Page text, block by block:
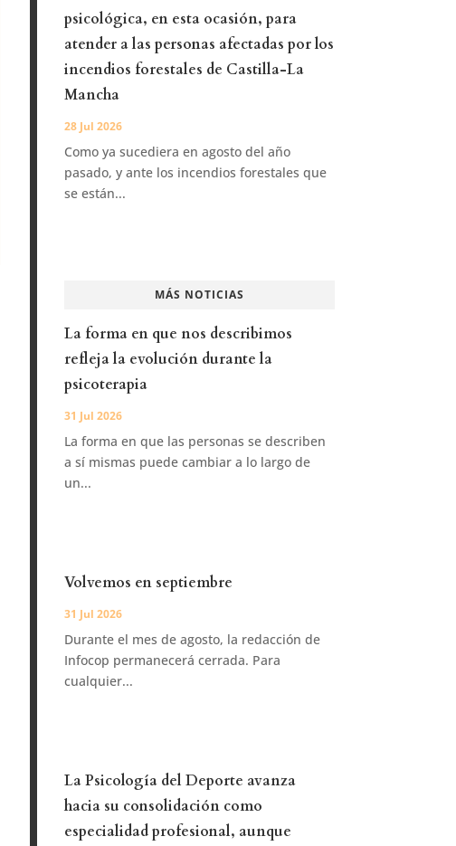
psicológica, en esta ocasión, para
atender a las personas afectadas por los
incendios forestales de Castilla-La
Mancha
28 Jul 2026
Como ya sucediera en agosto del año
pasado, y ante los incendios forestales que
se están...
MÁS NOTICIAS
La forma en que nos describimos
refleja la evolución durante la
psicoterapia
31 Jul 2026
La forma en que las personas se describen
a sí mismas puede cambiar a lo largo de
un...
Volvemos en septiembre
31 Jul 2026
Durante el mes de agosto, la redacción de
Infocop permanecerá cerrada. Para
cualquier...
La Psicología del Deporte avanza
hacia su consolidación como
especialidad profesional, aunque